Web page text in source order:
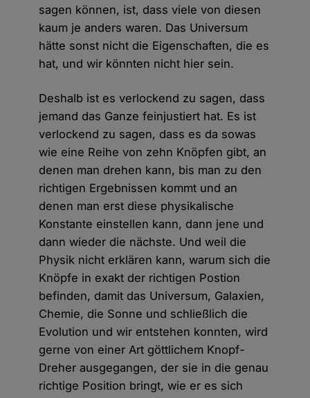
sagen können, ist, dass viele von diesen
kaum je anders waren. Das Universum
hätte sonst nicht die Eigenschaften, die es
hat, und wir könnten nicht hier sein.
Deshalb ist es verlockend zu sagen, dass
jemand das Ganze feinjustiert hat. Es ist
verlockend zu sagen, dass es da sowas
wie eine Reihe von zehn Knöpfen gibt, an
denen man drehen kann, bis man zu den
richtigen Ergebnissen kommt und an
denen man erst diese physikalische
Konstante einstellen kann, dann jene und
dann wieder die nächste. Und weil die
Physik nicht erklären kann, warum sich die
Knöpfe in exakt der richtigen Postion
befinden, damit das Universum, Galaxien,
Chemie, die Sonne und schließlich die
Evolution und wir entstehen konnten, wird
gerne von einer Art göttlichem Knopf-
Dreher ausgegangen, der sie in die genau
richtige Position bringt, wie er es sich